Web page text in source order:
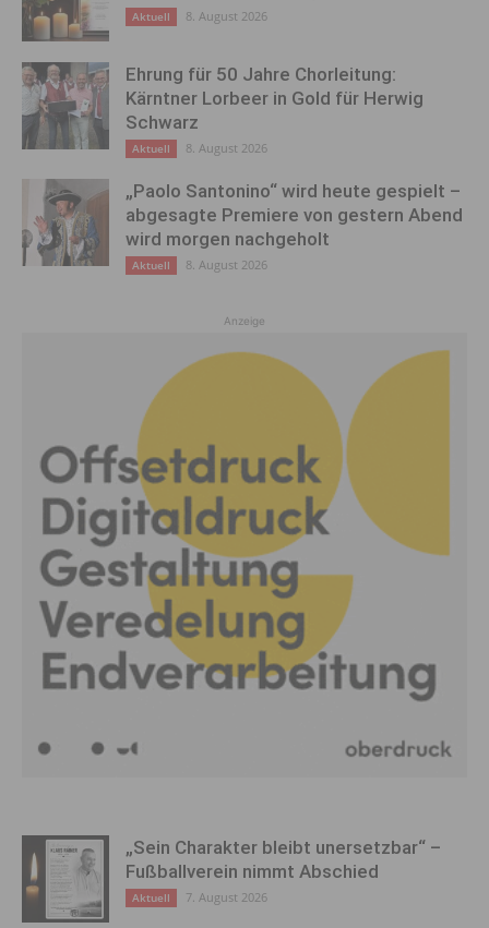
Aktuell 8. August 2026
Ehrung für 50 Jahre Chorleitung:
Kärntner Lorbeer in Gold für Herwig
Schwarz
Aktuell 8. August 2026
„Paolo Santonino“ wird heute gespielt –
abgesagte Premiere von gestern Abend
wird morgen nachgeholt
Aktuell 8. August 2026
Anzeige
„Sein Charakter bleibt unersetzbar“ –
Fußballverein nimmt Abschied
Aktuell 7. August 2026